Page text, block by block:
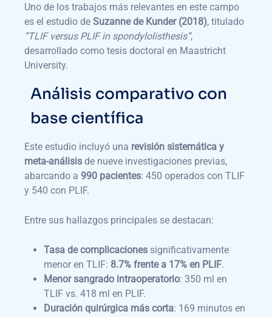
Uno de los trabajos más relevantes en este campo
es el estudio de Suzanne de Kunder (2018), titulado
“TLIF versus PLIF in spondylolisthesis”,
desarrollado como tesis doctoral en Maastricht
University.
Análisis comparativo con
base científica
Este estudio incluyó una revisión sistemática y
meta-análisis de nueve investigaciones previas,
abarcando a 990 pacientes: 450 operados con TLIF
y 540 con PLIF.
Entre sus hallazgos principales se destacan:
Tasa de complicaciones significativamente
menor en TLIF: 8.7% frente a 17% en PLIF.
Menor sangrado intraoperatorio: 350 ml en
TLIF vs. 418 ml en PLIF.
Duración quirúrgica más corta: 169 minutos en